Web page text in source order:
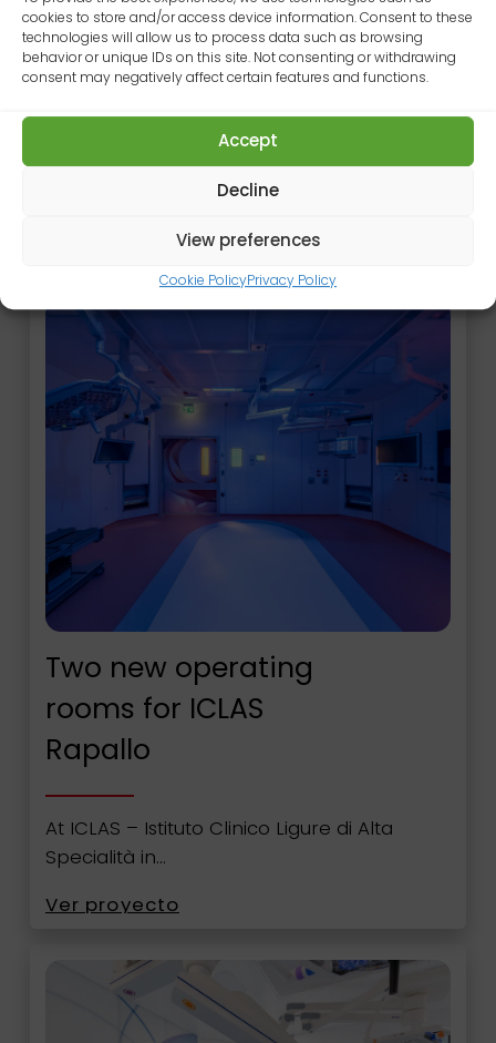
cookies to store and/or access device information. Consent to these
technologies will allow us to process data such as browsing
behavior or unique IDs on this site. Not consenting or withdrawing
consent may negatively affect certain features and functions.
Accept
Decline
View preferences
Cookie PolicyPrivacy Policy
Proyectos
seleccionados
Una selección de los últimos proyectos
realizados por Operamed
Two new operating
rooms for ICLAS
Rapallo
At ICLAS – Istituto Clinico Ligure di Alta
Specialità in…
Ver proyecto